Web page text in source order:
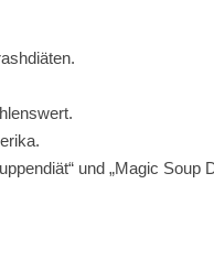
und „Magic Soup